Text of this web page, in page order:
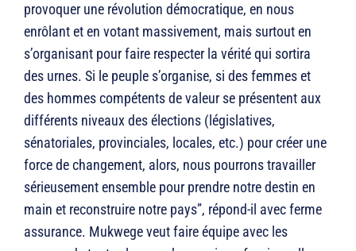
provoquer une révolution démocratique, en nous
enrôlant et en votant massivement, mais surtout en
s’organisant pour faire respecter la vérité qui sortira
des urnes. Si le peuple s’organise, si des femmes et
des hommes compétents de valeur se présentent aux
différents niveaux des élections (législatives,
sénatoriales, provinciales, locales, etc.) pour créer une
force de changement, alors, nous pourrons travailler
sérieusement ensemble pour prendre notre destin en
main et reconstruire notre pays”, répond-il avec ferme
assurance. Mukwege veut faire équipe avec les